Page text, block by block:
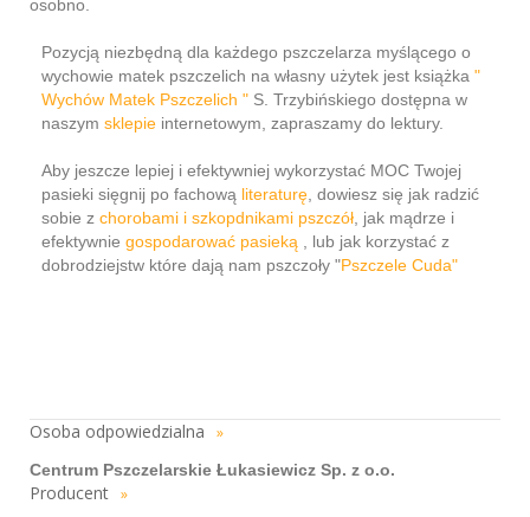
osobno.
Pozycją niezbędną dla każdego pszczelarza myślącego o
wychowie matek pszczelich na własny użytek jest książka "
Wychów Matek Pszczelich " S. Trzybińskiego dostępna w
naszym sklepie internetowym, zapraszamy do lektury.
Aby jeszcze lepiej i efektywniej wykorzystać MOC Twojej
pasieki sięgnij po fachową literaturę, dowiesz się jak radzić
sobie z chorobami i szkopdnikami pszczół, jak mądrze i
efektywnie gospodarować pasieką , lub jak korzystać z
dobrodziejstw które dają nam pszczoły "Pszczele Cuda"
Osoba odpowiedzialna »
Centrum Pszczelarskie Łukasiewicz Sp. z o.o.
Producent »